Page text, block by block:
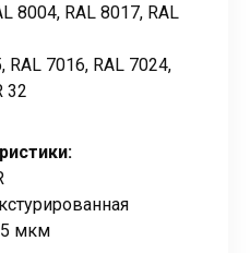
8004, RAL 8017, RAL
RAL 7016, RAL 7024,
32
мкм